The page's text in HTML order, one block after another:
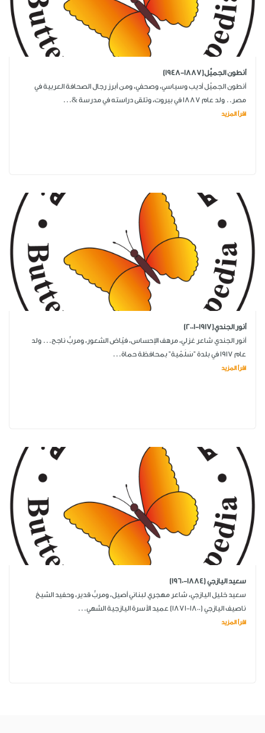
أنطون الجميِّل(1887-1948)
أنطون الجميِّل أديب وسياسي، وصحفي، ومن أبرز رجال الصحافة العربية في
مصر.. ولد عام 1887 في بيروت، وتلقى دراسته في مدرسة &...
اقرأ المزيد
أنور الجندي(1917-2001)
أنور الجندي شاعر غزلي، مرهف الإحساس، فيّاض الشعور، ومربٍّ ناجح... ولد
عام 1917 في بلدة "سَلَمْية" بمحافظة حماة...
اقرأ المزيد
سعيد اليازجي (1884-1960)
سعيد خليل اليازجي، شاعر مهجري لبناني أصيل، ومربٍّ قدير، وحفيد الشيخ
ناصيف اليازجي (1800-1871) عميد الأسرة اليازجية الشهي...
اقرأ المزيد